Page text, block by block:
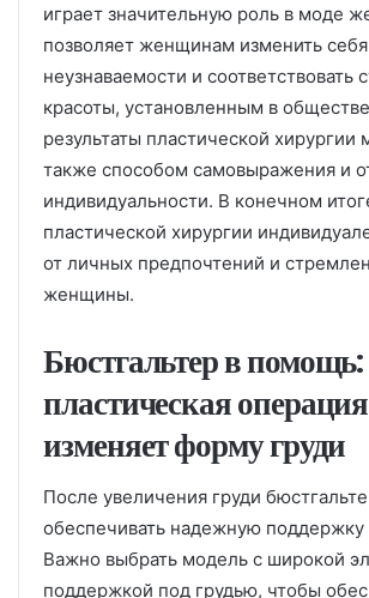
играет значительную роль в моде
позволяет женщинам изменить
неузнаваемости и соответствовать
красоты, установленным в
результаты пластической хирургии
также способом самовыражения и
индивидуальности. В конечном
пластической хирургии
от личных предпочтений и
женщины.
Бюстгальтер в
пластическая операция
изменяет форму груди
После увеличения груди
обеспечивать надежную поддержку
Важно выбрать модель с широкой
поддержкой под грудью, чтобы